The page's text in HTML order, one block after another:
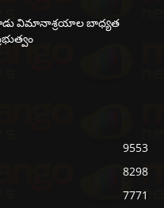
విమానాశ్రయాల బాధ్యత
9553
8298
7771